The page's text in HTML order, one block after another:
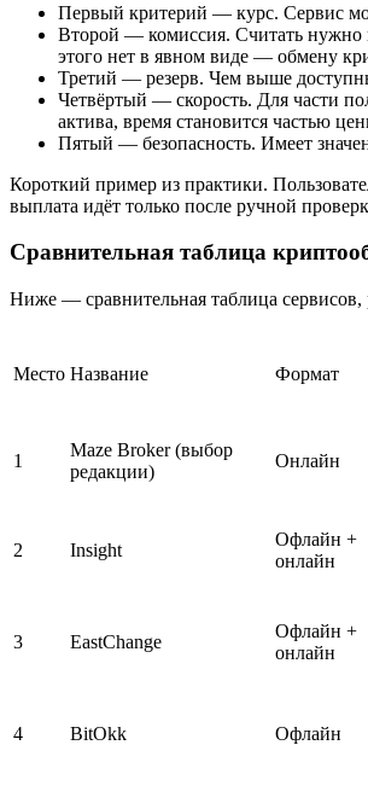
Первый критерий — курс. Сервис
Второй — комиссия. Считать нужно
этого нет в явном виде — обмену
Третий — резерв. Чем выше
Четвёртый — скорость. Для части
актива, время становится частью
Пятый — безопасность. Имеет
Короткий пример из практики.
выплата идёт только после ручной
Сравнительная таблица
Ниже — сравнительная таблица сервисов,
Место Название Формат
1
Maze Broker (выбор
редакции)
Онлайн
2 Insight
Офлайн +
онлайн
3 EastChange
Офлайн +
онлайн
4 BitOkk Офлайн